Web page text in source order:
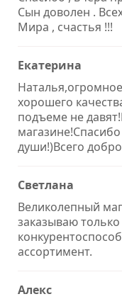
Сын доволен .
Мира , счастья !!!
Екатерина
хорошего
подъеме не
души!)Всего
Светлана
Великолепный
заказываю
ассортимент.
Алекс